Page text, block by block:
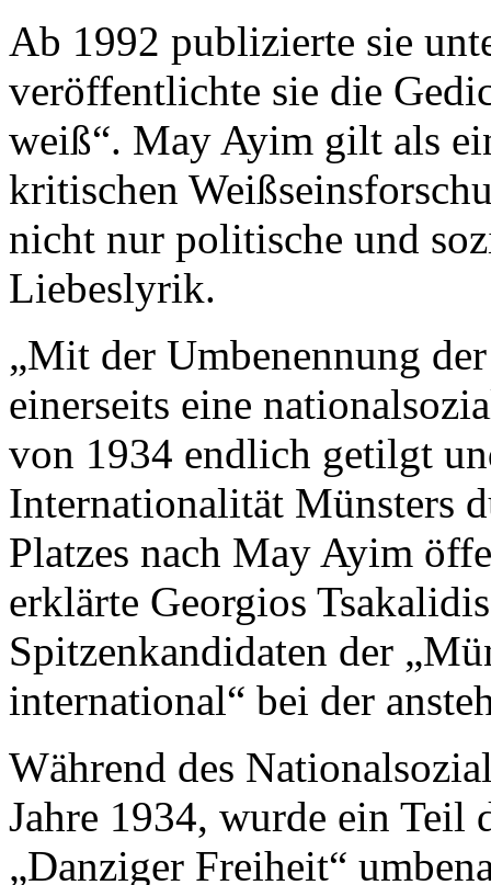
Ab 1992 publizierte sie
veröffentlichte sie die
weiß“. May Ayim gilt als
kritischen
nicht nur politische und
Liebeslyrik.
„Mit der Umbenennung
einerseits eine
von 1934 endlich getilgt
Internationalität Münsters
Platzes nach May Ayim
erklärte Georgios
Spitzenkandidaten der
international“ bei der
Während des
Jahre 1934, wurde ein Teil
„Danziger Freiheit“